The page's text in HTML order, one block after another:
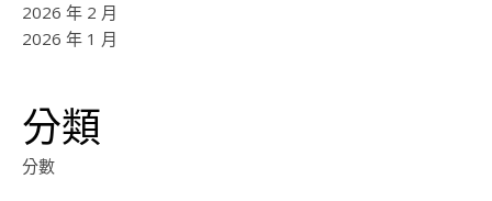
2026 年 2 月
2026 年 1 月
分類
分數